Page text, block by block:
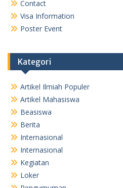
Contact
Visa Information
Poster Event
Kategori
Artikel Ilmiah Populer
Artikel Mahasiswa
Beasiswa
Berita
Internasional
Internasional
Kegiatan
Loker